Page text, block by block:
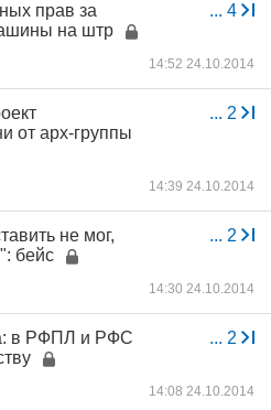
... 4
прав за
на штр
14:52 24.10.2014
... 2
от арх-группы
14:39 24.10.2014
... 2
не мог,
бейс
14:30 24.10.2014
... 2
в РФПЛ и РФС
14:08 24.10.2014